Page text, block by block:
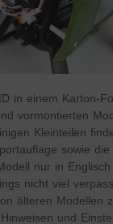
in einem Karton-
vormontierten
Kleinteilen
sowie
nur in
nicht viel
älteren Modellen
und